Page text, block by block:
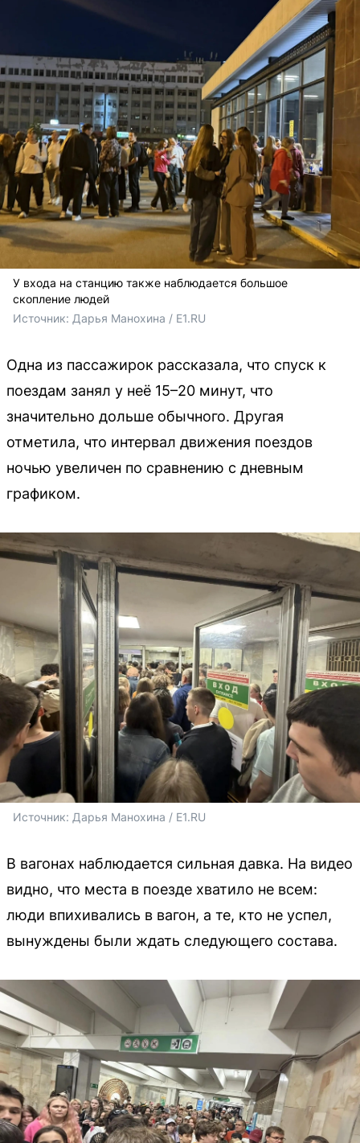
У входа на станцию также наблюдается большое
скопление людей
Источник: Дарья Манохина / E1.RU
Одна из пассажирок рассказала, что спуск к
поездам занял у неё 15–20 минут, что
значительно дольше обычного. Другая
отметила, что интервал движения поездов
ночью увеличен по сравнению с дневным
графиком.
Источник: Дарья Манохина / E1.RU
В вагонах наблюдается сильная давка. На видео
видно, что места в поезде хватило не всем:
люди впихивались в вагон, а те, кто не успел,
вынуждены были ждать следующего состава.